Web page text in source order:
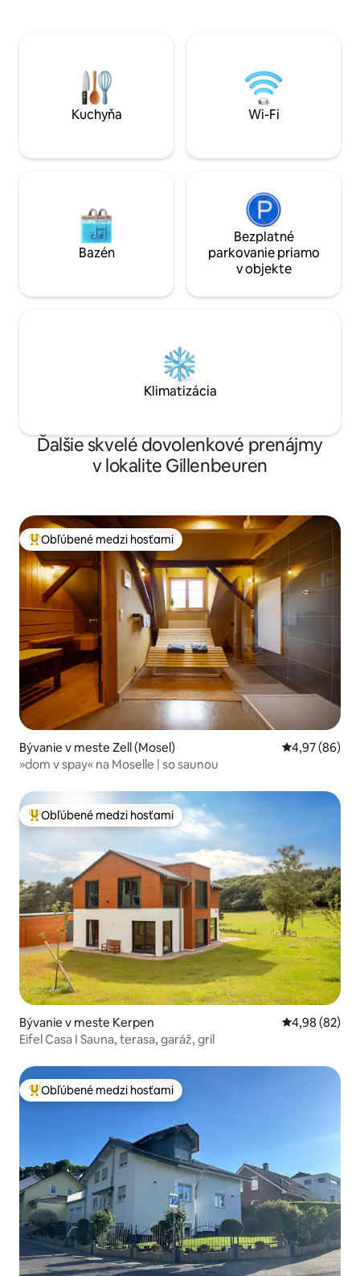
komplexu s terasami je prístupný
všetkým hosťom. Ideálne pre každého,
kto hľadá veľmi výnimočné, kompaktné
miesto plné šarmu.
Kuchyňa Wi-Fi
Bazén
Bezplatné
parkovanie priamo
v objekte
Klimatizácia
Ďalšie skvelé dovolenkové prenájmy
v lokalite Gillenbeuren
Najobľúbenejšie medzi hosťami
Obľúbené medzi hosťami
Bývanie v meste Zell (Mosel) Priemerné
4,97 (86)
»dom v spay« na Moselle | so saunou
Najobľúbenejšie medzi hosťami
Obľúbené medzi hosťami
Bývanie v meste Kerpen Priemerné
4,98 (82)
Eifel Casa I Sauna, terasa, garáž, gril
Najobľúbenejšie medzi hosťami
Obľúbené medzi hosťami